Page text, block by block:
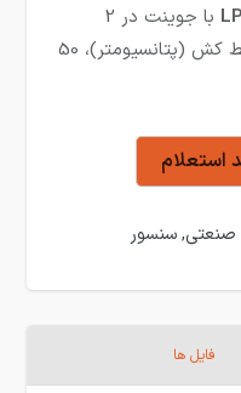
با جوینت در 2
سمت است. رنج اندازه گیری این خط کش (پتانسیومتر)، 50
استعلام
,سنسور
فایل ها